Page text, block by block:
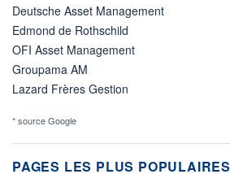
Deutsche Asset Management
Edmond de Rothschild
OFI Asset Management
Groupama AM
Lazard Frères Gestion
* source Google
PAGES LES PLUS POPULAIRES